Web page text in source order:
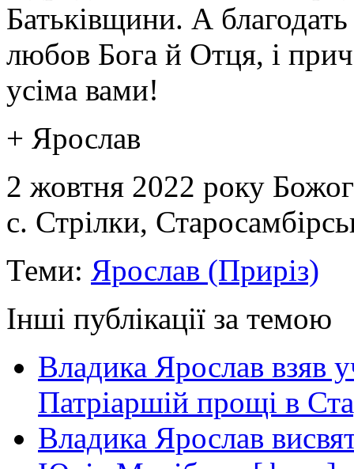
Батьківщини. А
любов Бога й Отця, і
усіма вами!
+ Ярослав
2 жовтня 2022 року
с. Стрілки,
Теми: Ярослав (Приріз)
Інші публікації за темою
Владика Ярослав взяв
Патріаршій прощі в
Владика Ярослав